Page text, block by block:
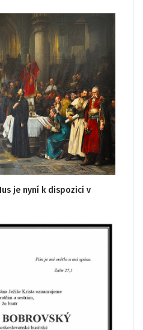
je nyní k dispozici v